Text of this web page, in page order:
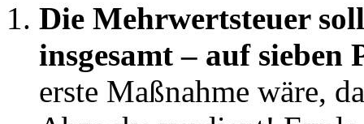
Die Mehrwertsteuer
insgesamt – auf
erste Maßnahme wäre,